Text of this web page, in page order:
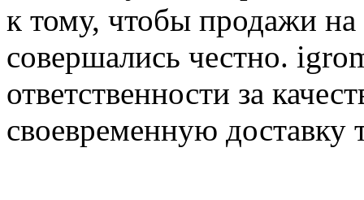
к тому, чтобы продажи
совершались честно.
ответственности за
своевременную доставку